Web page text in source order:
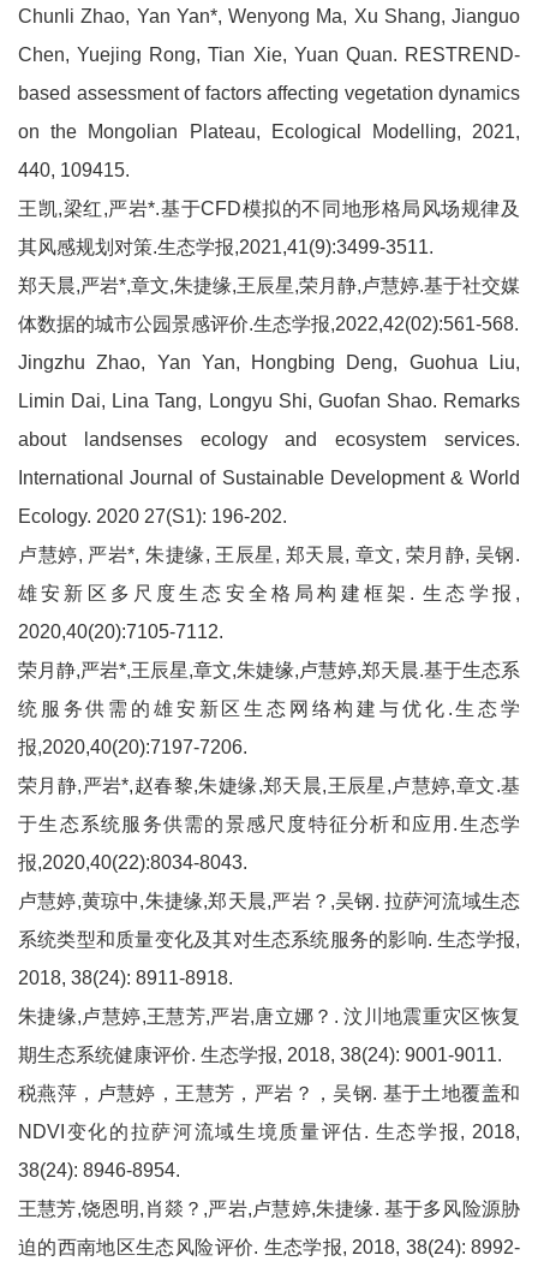
Chunli Zhao, Yan Yan*, Wenyong Ma, Xu Shang, Jianguo
Chen, Yuejing Rong, Tian Xie, Yuan Quan. RESTREND-
based assessment of factors affecting vegetation dynamics
on the Mongolian Plateau, Ecological Modelling, 2021,
440, 109415.
王凯,梁红,严岩*.基于CFD模拟的不同地形格局风场规律及
其风感规划对策.生态学报,2021,41(9):3499-3511.
郑天晨,严岩*,章文,朱捷缘,王辰星,荣月静,卢慧婷.基于社交媒
体数据的城市公园景感评价.生态学报,2022,42(02):561-568.
Jingzhu Zhao, Yan Yan, Hongbing Deng, Guohua Liu,
Limin Dai, Lina Tang, Longyu Shi, Guofan Shao. Remarks
about landsenses ecology and ecosystem services.
International Journal of Sustainable Development & World
Ecology. 2020 27(S1): 196-202.
卢慧婷, 严岩*, 朱捷缘, 王辰星, 郑天晨, 章文, 荣月静, 吴钢.
雄安新区多尺度生态安全格局构建框架. 生态学报,
2020,40(20):7105-7112.
荣月静,严岩*,王辰星,章文,朱婕缘,卢慧婷,郑天晨.基于生态系
统服务供需的雄安新区生态网络构建与优化.生态学
报,2020,40(20):7197-7206.
荣月静,严岩*,赵春黎,朱婕缘,郑天晨,王辰星,卢慧婷,章文.基
于生态系统服务供需的景感尺度特征分析和应用.生态学
报,2020,40(22):8034-8043.
卢慧婷,黄琼中,朱捷缘,郑天晨,严岩？,吴钢. 拉萨河流域生态
系统类型和质量变化及其对生态系统服务的影响. 生态学报,
2018, 38(24): 8911-8918.
朱捷缘,卢慧婷,王慧芳,严岩,唐立娜？. 汶川地震重灾区恢复
期生态系统健康评价. 生态学报, 2018, 38(24): 9001-9011.
税燕萍，卢慧婷，王慧芳，严岩？，吴钢. 基于土地覆盖和
NDVI变化的拉萨河流域生境质量评估. 生态学报, 2018,
38(24): 8946-8954.
王慧芳,饶恩明,肖燚？,严岩,卢慧婷,朱捷缘. 基于多风险源胁
迫的西南地区生态风险评价. 生态学报, 2018, 38(24): 8992-